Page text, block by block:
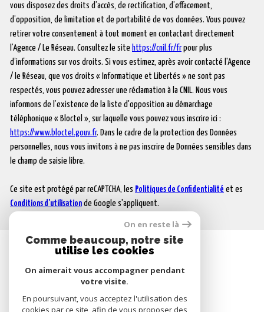
vous disposez des droits d’accès, de rectification, d’effacement,
d’opposition, de limitation et de portabilité de vos données. Vous pouvez
retirer votre consentement à tout moment en contactant directement
l’Agence / Le Réseau. Consultez le site https://cnil.fr/fr pour plus
d’informations sur vos droits. Si vous estimez, après avoir contacté l'Agence
/ le Réseau, que vos droits « Informatique et Libertés » ne sont pas
respectés, vous pouvez adresser une réclamation à la CNIL. Nous vous
informons de l’existence de la liste d'opposition au démarchage
téléphonique « Bloctel », sur laquelle vous pouvez vous inscrire ici :
https://www.bloctel.gouv.fr. Dans le cadre de la protection des Données
personnelles, nous vous invitons à ne pas inscrire de Données sensibles dans
le champ de saisie libre.
Ce site est protégé par reCAPTCHA, les Politiques de Confidentialité et es
Conditions d'utilisation de Google s'appliquent.
SE CONNECTER
ESPACE PROPRIÉTAIRE
On en reste là
Comme beaucoup, notre site
utilise les cookies
On aimerait vous accompagner pendant
votre visite.
En poursuivant, vous acceptez l'utilisation des
cookies par ce site, afin de vous proposer des